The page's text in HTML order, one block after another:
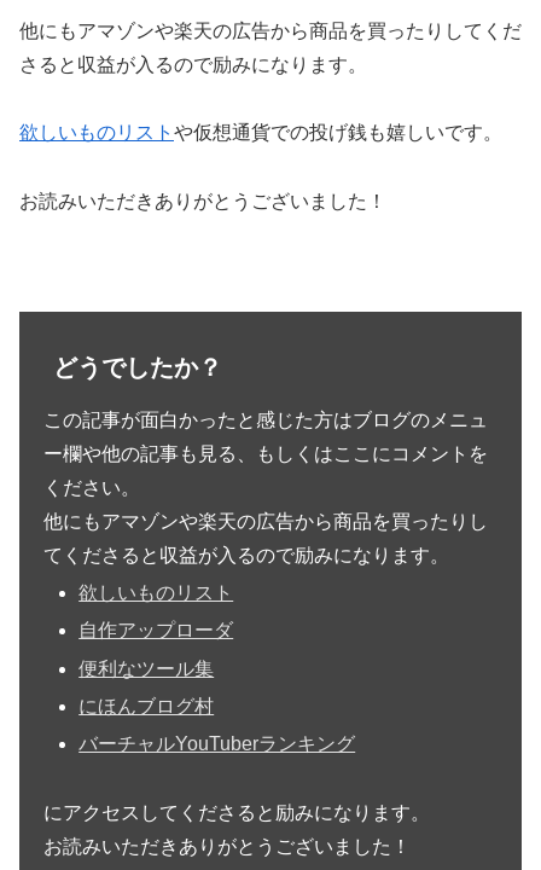
他にもアマゾンや楽天の広告から商品を買ったりしてくだ
さると収益が入るので励みになります。
欲しいものリスト や仮想通貨での投げ銭も嬉しいです。
お読みいただきありがとうございました！
どうでしたか？
この記事が面白かったと感じた方はブログのメニュ
ー欄や他の記事も見る、もしくはここにコメントを
ください。
他にもアマゾンや楽天の広告から商品を買ったりし
てくださると収益が入るので励みになります。
欲しいものリスト
自作アップローダ
便利なツール集
にほんブログ村
バーチャルYouTuberランキング
にアクセスしてくださると励みになります。
お読みいただきありがとうございました！